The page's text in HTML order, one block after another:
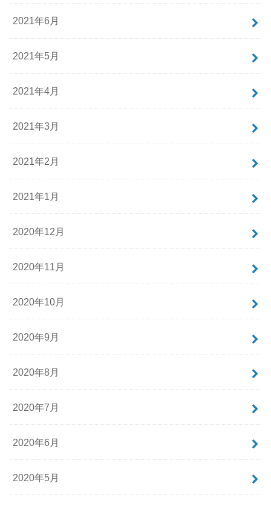
2021年6月
2021年5月
2021年4月
2021年3月
2021年2月
2021年1月
2020年12月
2020年11月
2020年10月
2020年9月
2020年8月
2020年7月
2020年6月
2020年5月